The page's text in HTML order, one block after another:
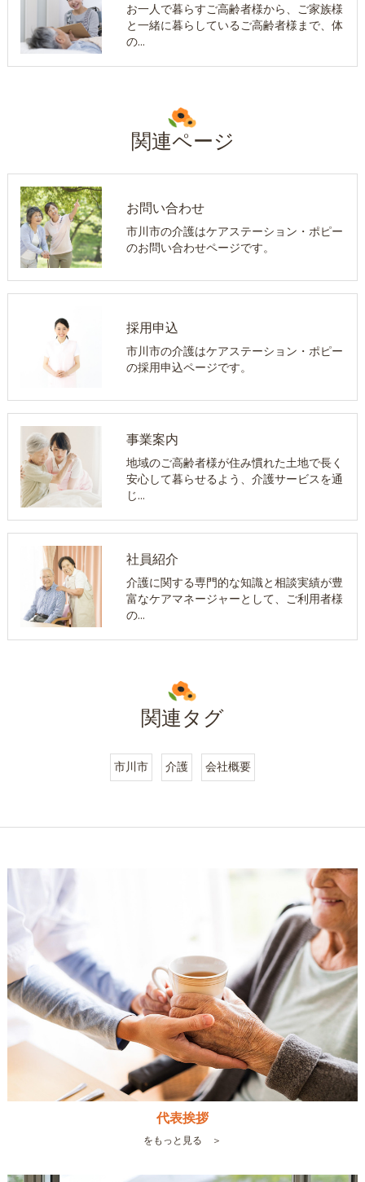
お一人で暮らすご高齢者様から、ご家族様
と一緒に暮らしているご高齢者様まで、体
の…
関連ページ
お問い合わせ
市川市の介護はケアステーション・ポピー
のお問い合わせページです。
採用申込
市川市の介護はケアステーション・ポピー
の採用申込ページです。
事業案内
地域のご高齢者様が住み慣れた土地で長く
安心して暮らせるよう、介護サービスを通
じ…
社員紹介
介護に関する専門的な知識と相談実績が豊
富なケアマネージャーとして、ご利用者様
の…
関連タグ
市川市 介護 会社概要
代表挨拶
をもっと見る ＞